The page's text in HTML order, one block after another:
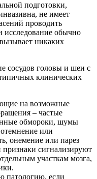
подготовки,
не имеет
проводить
обычно
никаких
сосудов головы и шеи с
клинических
на возможные
– частые
обмороки, шумы
или
онемение или парез
признаки сигнализируют
участкам мозга,
патологию, если